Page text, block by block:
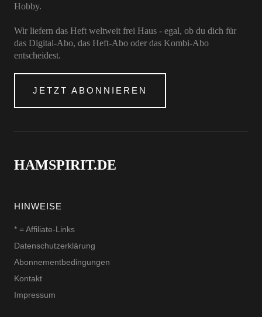
Hobby.
Wir liefern das Heft weltweit frei Haus - egal, ob du dich für
das Digital-Abo, das Heft-Abo oder das Kombi-Abo
entscheidest.
JETZT ABONNIEREN
HAMSPIRIT.DE
HINWEISE
* = Affiliate-Links
Datenschutzerklärung
Abonnementbedingungen
Kontakt
Impressum